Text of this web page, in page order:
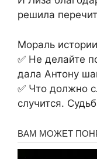
решила
Мораль
✅ Не делайте
дала Антону
✅ Что должно
случится.